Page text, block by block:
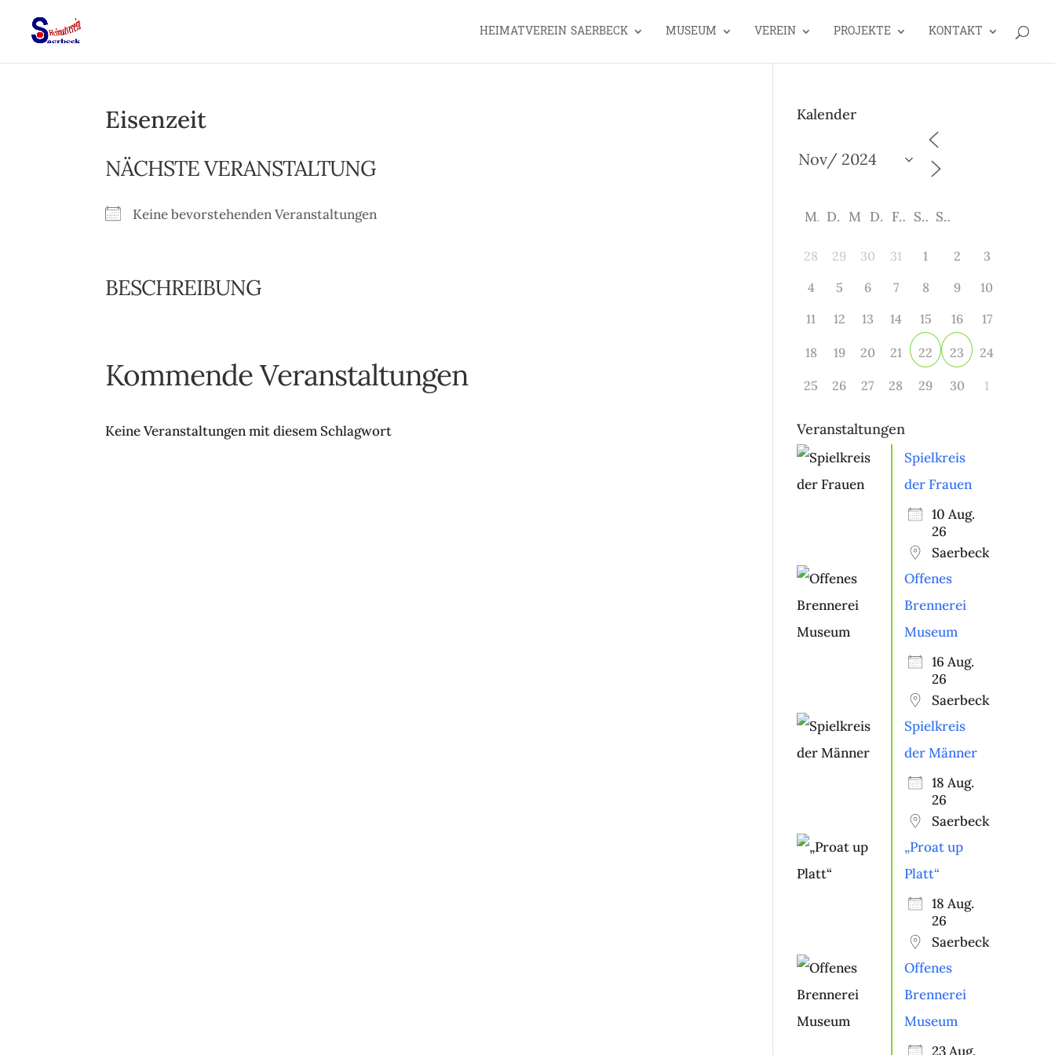
HEIMATVEREIN SAERBECK MUSEUM VEREIN PROJEKTE KONTAKT
Eisenzeit
NÄCHSTE VERANSTALTUNG
Keine bevorstehenden Veranstaltungen
BESCHREIBUNG
Kommende Veranstaltungen
Keine Veranstaltungen mit diesem Schlagwort
Kalender
M D M D F S S
28 29 30 31 1 2
3
4
5 6 7 8 9
10
11
12 13 14 15 16 17
18 19 20 21 22 23 24
25 26 27 28 29 30 1
Veranstaltungen
Spielkreis
der Frauen
10 Aug.
26
Saerbeck
Offenes
Brennerei
Museum
16 Aug.
26
Saerbeck
Spielkreis
der Männer
18 Aug.
26
Saerbeck
„Proat up
Platt“
18 Aug.
26
Saerbeck
Offenes
Brennerei
Museum
23 Aug.